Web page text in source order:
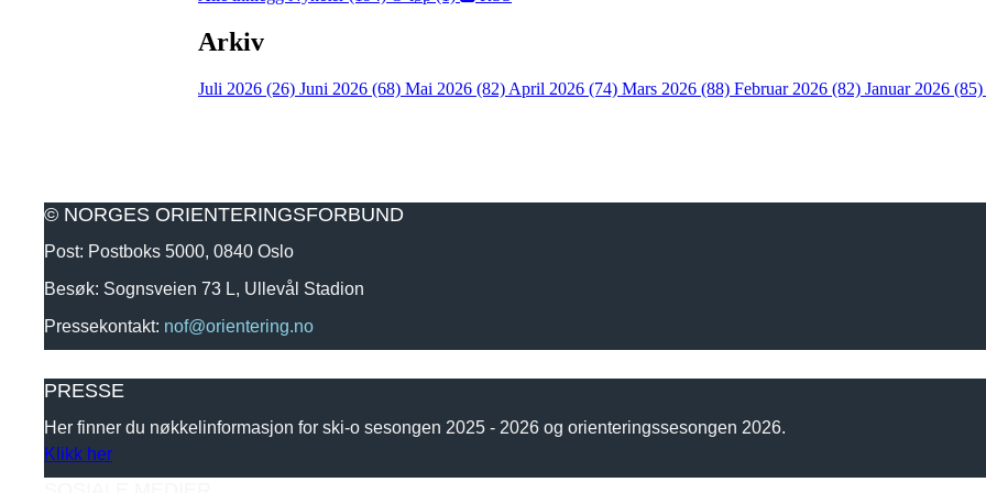
Arkiv
Juli 2026 (26) Juni 2026 (68) Mai 2026 (82) April 2026 (74) Mars 2026 (88) Februar 2026 (82) Januar 2026 (85)
© NORGES ORIENTERINGSFORBUND
Post: Postboks 5000, 0840 Oslo
Besøk: Sognsveien 73 L, Ullevål Stadion
Pressekontakt: nof@orientering.no
PRESSE
Her finner du nøkkelinformasjon for ski-o sesongen 2025 - 2026 og orienteringssesongen 2026.
Klikk her